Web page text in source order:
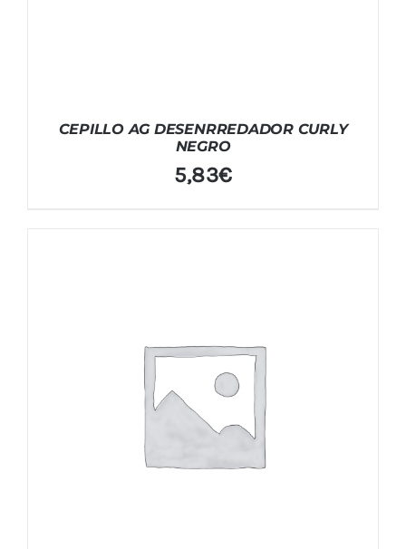
CEPILLO AG DESENRREDADOR CURLY
NEGRO
5,83€